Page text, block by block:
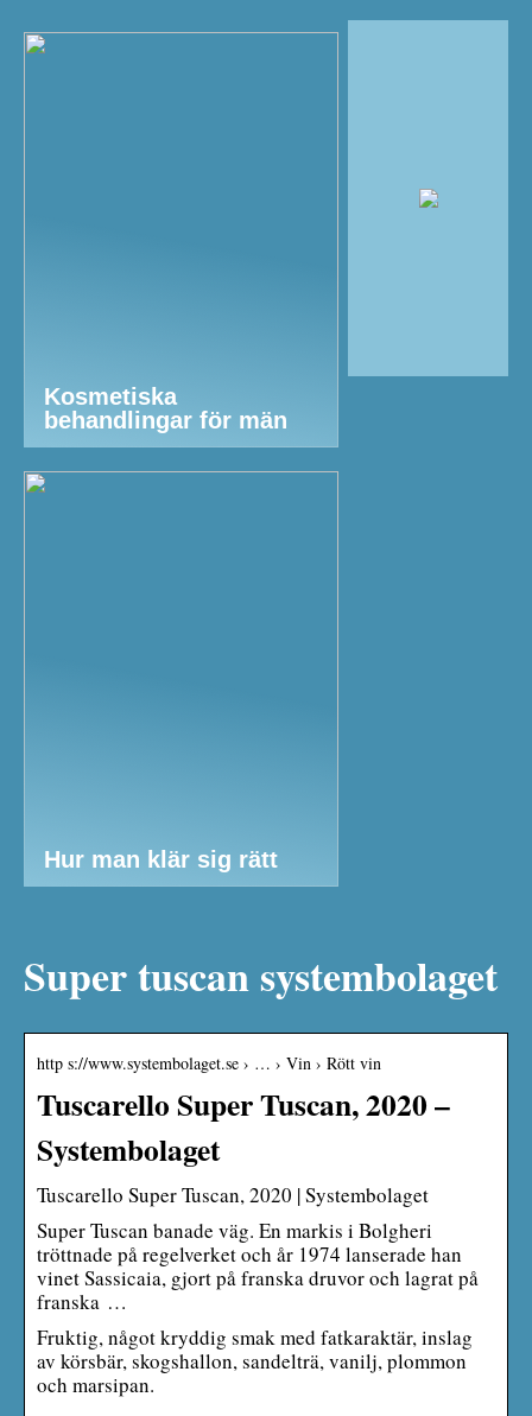
Kosmetiska
behandlingar för män
Hur man klär sig rätt
Super tuscan systembolaget
http s://www.systembolaget.se › … › Vin › Rött vin
Tuscarello Super Tuscan, 2020 –
Systembolaget
Tuscarello Super Tuscan, 2020 | Systembolaget
Super Tuscan banade väg. En markis i Bolgheri
tröttnade på regelverket och år 1974 lanserade han
vinet Sassicaia, gjort på franska druvor och lagrat på
franska …
Fruktig, något kryddig smak med fatkaraktär, inslag
av körsbär, skogshallon, sandelträ, vanilj, plommon
och marsipan.